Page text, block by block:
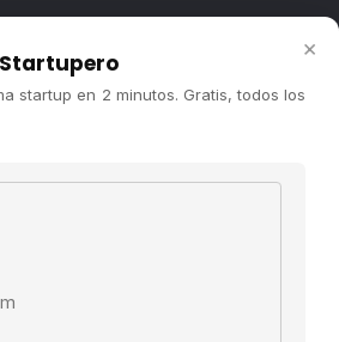
×
Startupero
startup en 2 minutos. Gratis, todos los